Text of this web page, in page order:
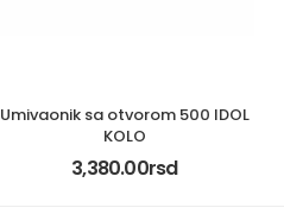
Umivaonik sa otvorom 500 IDOL
KOLO
3,380.00rsd